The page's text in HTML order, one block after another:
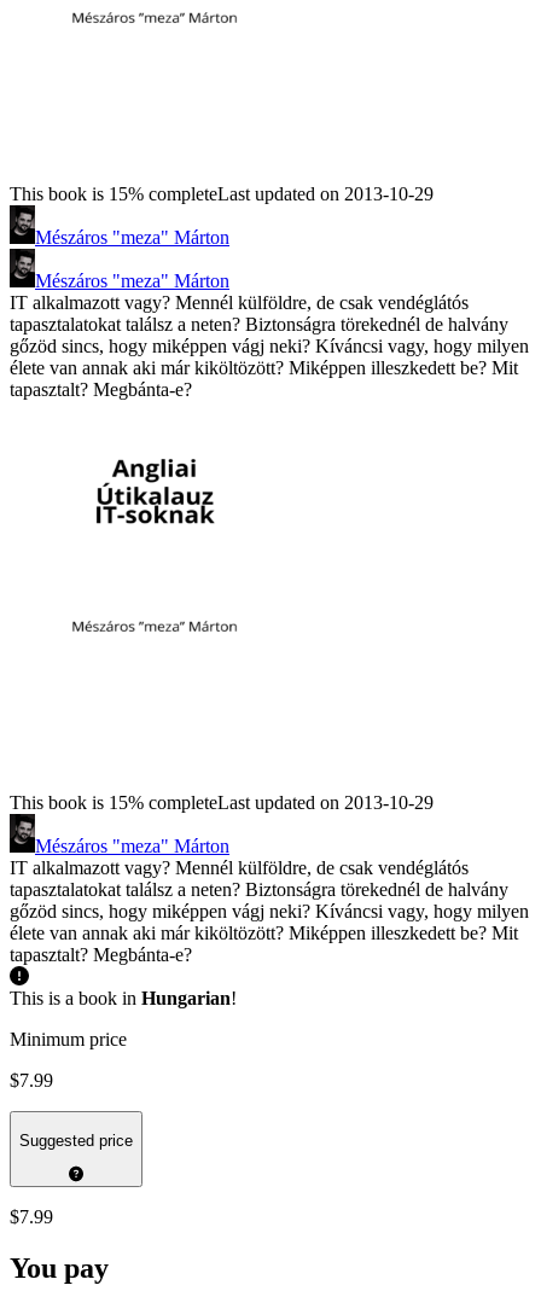
This book is 15% completeLast updated on 2013-10-29
Mészáros "meza" Márton
Mészáros "meza" Márton
IT alkalmazott vagy? Mennél külföldre, de csak vendéglátós
tapasztalatokat találsz a neten? Biztonságra törekednél de halvány
gőzöd sincs, hogy miképpen vágj neki? Kíváncsi vagy, hogy milyen
élete van annak aki már kiköltözött? Miképpen illeszkedett be? Mit
tapasztalt? Megbánta-e?
This book is 15% completeLast updated on 2013-10-29
Mészáros "meza" Márton
IT alkalmazott vagy? Mennél külföldre, de csak vendéglátós
tapasztalatokat találsz a neten? Biztonságra törekednél de halvány
gőzöd sincs, hogy miképpen vágj neki? Kíváncsi vagy, hogy milyen
élete van annak aki már kiköltözött? Miképpen illeszkedett be? Mit
tapasztalt? Megbánta-e?
This is a book in Hungarian!
Minimum price
$7.99
Suggested price
$7.99
You pay